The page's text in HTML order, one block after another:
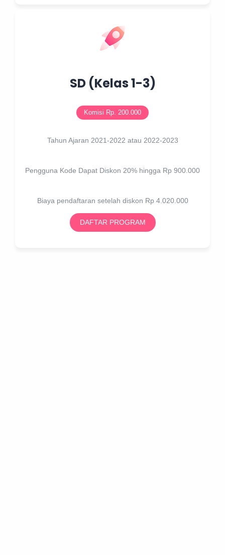
SD (Kelas 1-3)
Komisi Rp. 200.000
Tahun Ajaran 2021-2022 atau 2022-2023
Pengguna Kode Dapat Diskon 20% hingga Rp 900.000
Biaya pendaftaran setelah diskon Rp 4.020.000
DAFTAR PROGRAM